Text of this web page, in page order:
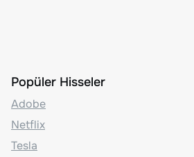
Popüler Hisseler
Adobe
Netflix
Tesla